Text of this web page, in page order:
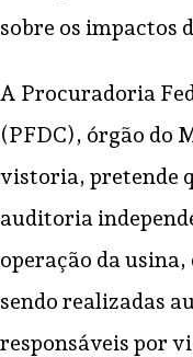
sobre os impactos
A Procuradoria
(PFDC), órgão do
vistoria, pretende
auditoria
operação da
sendo realizadas
responsáveis por